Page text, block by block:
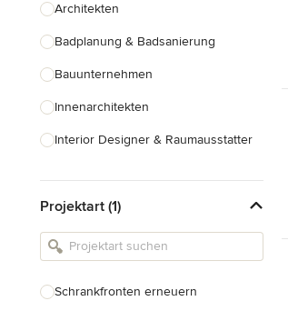
Architekten
Badplanung & Badsanierung
Bauunternehmen
Innenarchitekten
Interior Designer & Raumausstatter
Landschaftsarchitekten
Armaturen & Sanitärbedarf
Projektart (1)
Schrankfronten erneuern